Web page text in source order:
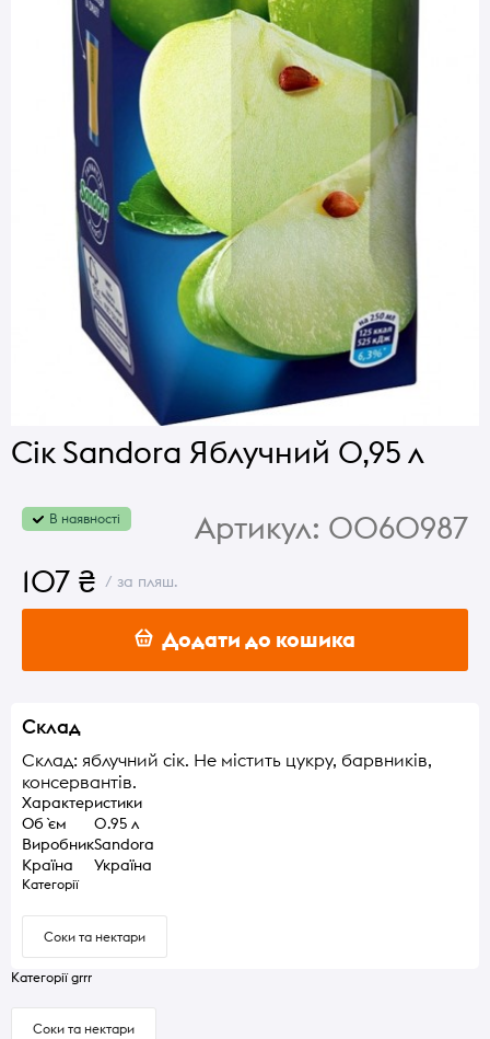
Сік Sandora Яблучний 0,95 л
В наявності Артикул: 0060987
107 ₴ / за пляш.
Додати до кошика
Склад
Склад: яблучний сік. Не містить цукру, барвників,
консервантів.
Характеристики
Об `єм
0.95 л
ВиробникSandora
Країна
Україна
Категорії
Соки та нектари
Категорії grrr
Соки та нектари